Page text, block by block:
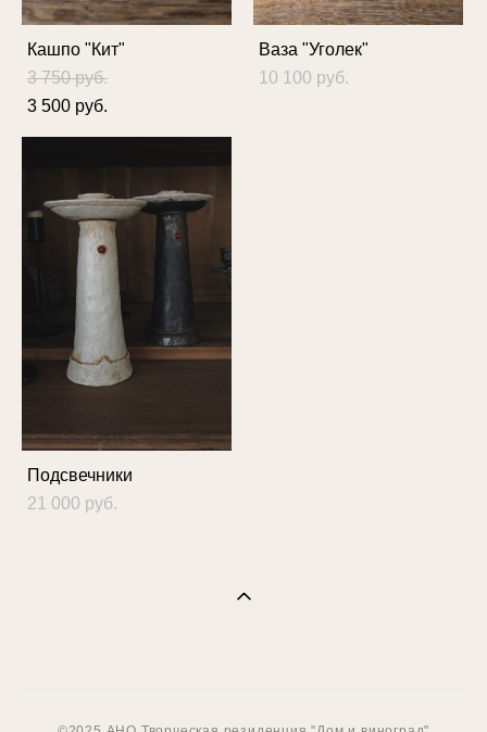
Кашпо "Кит"
3 750 pуб.
3 500 pуб.
Ваза "Уголек"
10 100 pуб.
Подсвечники
21 000 pуб.